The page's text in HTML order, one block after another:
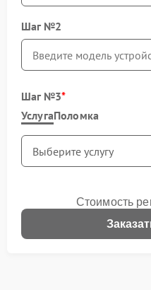
Шаг №2
Шаг №3
УслугаПоломка
Стоимость